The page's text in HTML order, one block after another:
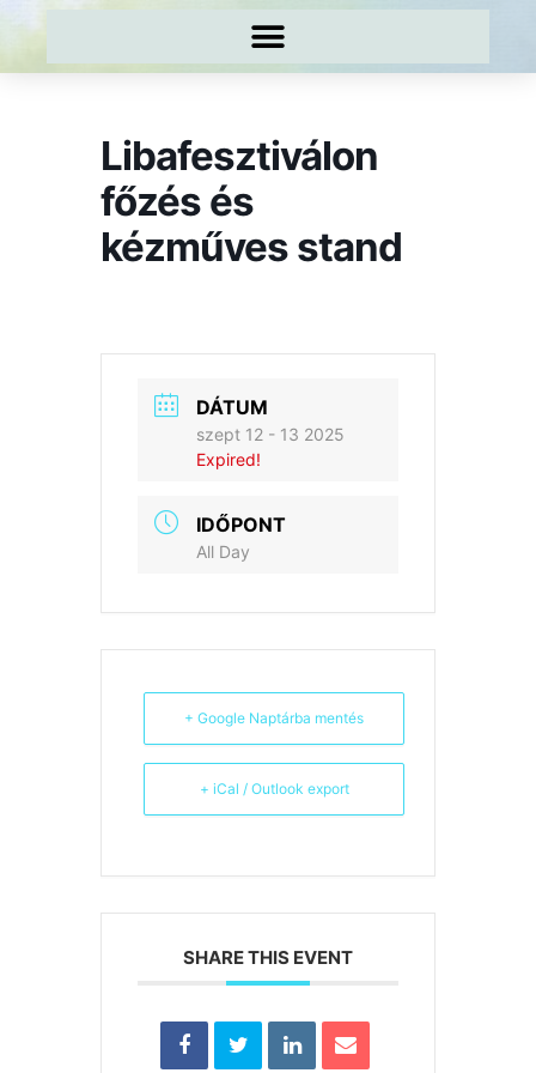
Libafesztiválon
főzés és
kézműves stand
DÁTUM
szept 12 - 13 2025
Expired!
IDŐPONT
All Day
+ Google Naptárba mentés
+ iCal / Outlook export
SHARE THIS EVENT